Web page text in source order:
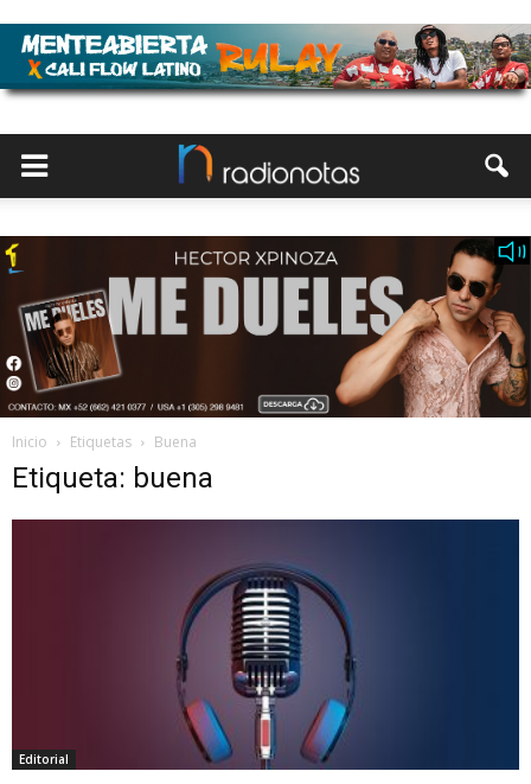
Inicio Etiquetas Buena
Etiqueta: buena
Editorial